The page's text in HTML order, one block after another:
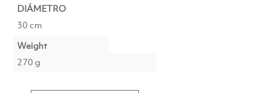
DIÁMETRO
30 cm
Weight
270 g